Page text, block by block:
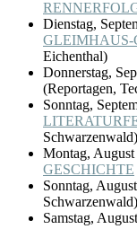
Dienstag,
GLEIMHAUS-
Eichenthal)
Donnerstag,
(Reportagen,
Sonntag,
Schwarzenwald)
Montag, August
GESCHICHTE
Sonntag,
Schwarzenwald)
Samstag,